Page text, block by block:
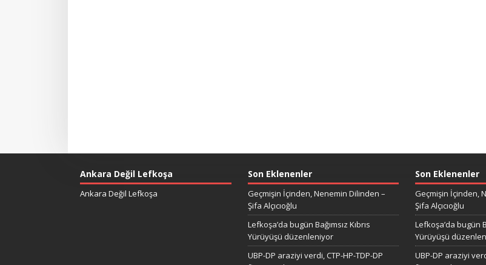
Ankara Değil Lefkoşa
Ankara Değil Lefkoşa
Son Eklenenler
Geçmişin İçinden, Nenemin Dilinden –
Şifa Alçıcıoğlu
Lefkoşa’da bugün Bağımsız Kıbrıs
Yürüyüşü düzenleniyor
UBP-DP araziyi verdi, CTP-HP-TDP-DP
Son Eklenenler
Geçmişin İçinden,
Şifa Alçıcıoğlu
Lefkoşa’da bugün
Yürüyüşü
UBP-DP araziyi